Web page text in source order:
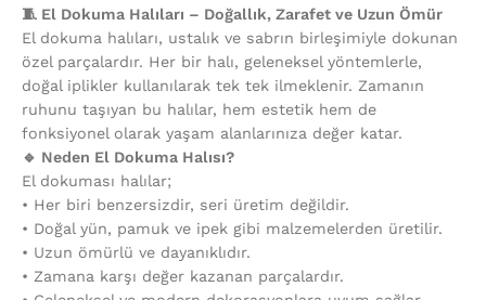
🧵 El Dokuma Halıları – Doğallık, Zarafet ve Uzun Ömür
El dokuma halıları, ustalık ve sabrın birleşimiyle dokunan
özel parçalardır. Her bir halı, geleneksel yöntemlerle,
doğal iplikler kullanılarak tek tek ilmeklenir. Zamanın
ruhunu taşıyan bu halılar, hem estetik hem de
fonksiyonel olarak yaşam alanlarınıza değer katar.
🔹 Neden El Dokuma Halısı?
El dokuması halılar;
•⁠ ⁠Her biri benzersizdir, seri üretim değildir.
•⁠ ⁠Doğal yün, pamuk ve ipek gibi malzemelerden üretilir.
•⁠ ⁠Uzun ömürlü ve dayanıklıdır.
•⁠ ⁠Zamana karşı değer kazanan parçalardır.